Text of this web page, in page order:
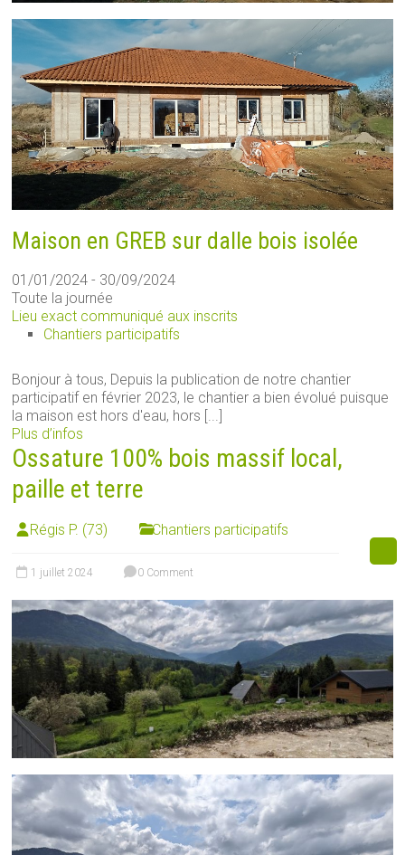
Maison en GREB sur dalle bois isolée
01/01/2024 - 30/09/2024
Toute la journée
Lieu exact communiqué aux inscrits
Chantiers participatifs
Bonjour à tous, Depuis la publication de notre chantier
participatif en février 2023, le chantier a bien évolué puisque
la maison est hors d'eau, hors [...]
Plus d’infos
Ossature 100% bois massif local,
paille et terre
Régis P. (73) Chantiers participatifs
1 juillet 2024 0 Comment